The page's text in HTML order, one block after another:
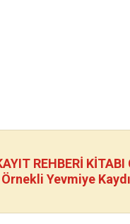
REHBERİ KİTABI
Yevmiye